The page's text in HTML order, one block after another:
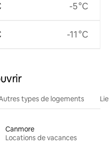
-5 °C
-11 °C
types de logements
Canmore
Locations de vacances